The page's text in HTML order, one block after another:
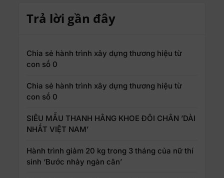
Trả lời gần đây
Chia sẻ hành trình xây dựng thương hiệu từ
con số 0
Chia sẻ hành trình xây dựng thương hiệu từ
con số 0
SIÊU MẪU THANH HẰNG KHOE ĐÔI CHÂN ’DÀI
NHẤT VIỆT NAM’
Hành trình giảm 20 kg trong 3 tháng của nữ thí
sinh ‘Bước nhảy ngàn cân’